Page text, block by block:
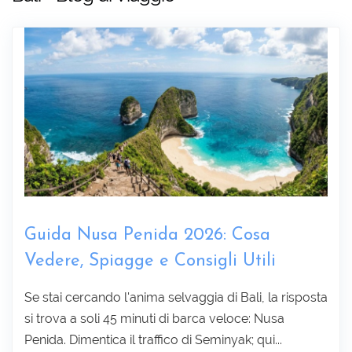
Guida Nusa Penida 2026: Cosa
Vedere, Spiagge e Consigli Utili
Se stai cercando l'anima selvaggia di Bali, la risposta
si trova a soli 45 minuti di barca veloce: Nusa
Penida. Dimentica il traffico di Seminyak; qui...